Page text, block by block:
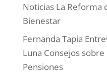
Noticias La Reforma
Bienestar
Fernanda Tapia
Luna Consejos
Pensiones